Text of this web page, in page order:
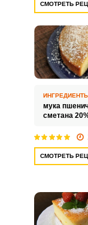
СМОТРЕТЬ
мука
сметана
СМОТРЕТЬ